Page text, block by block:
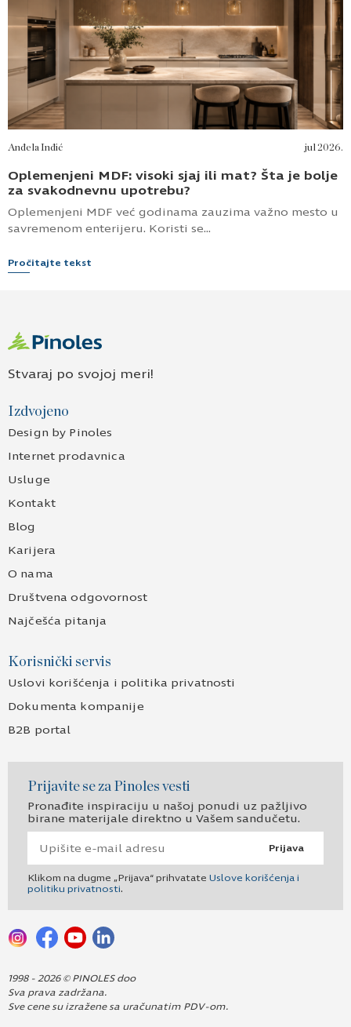
Anđela Inđić jul 2026.
Oplemenjeni MDF: visoki sjaj ili mat? Šta je bolje
za svakodnevnu upotrebu?
Oplemenjeni MDF već godinama zauzima važno mesto u
savremenom enterijeru. Koristi se...
Pročitajte tekst
Stvaraj po svojoj meri!
Izdvojeno
Design by Pinoles
Internet prodavnica
Usluge
Kontakt
Blog
Karijera
O nama
Društvena odgovornost
Najčešća pitanja
Korisnički servis
Uslovi korišćenja i politika privatnosti
Dokumenta kompanije
B2B portal
Prijavite se za Pinoles vesti
Pronađite inspiraciju u našoj ponudi uz pažljivo
birane materijale direktno u Vašem sandučetu.
Prijava
Klikom na dugme „Prijava“ prihvatate Uslove korišćenja i
politiku privatnosti.
1998 - 2026 © PINOLES doo
Sva prava zadržana.
Sve cene su izražene sa uračunatim PDV-om.